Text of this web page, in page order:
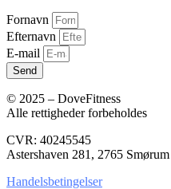
Fornavn
Efternavn
E-mail
Send
© 2025 – DoveFitness
Alle rettigheder forbeholdes
CVR: 40245545
Astershaven 281, 2765 Smørum
Handelsbetingelser